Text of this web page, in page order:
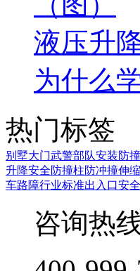
液压升
为什么
热门标签
别墅大门武警部队安装防
升降安全防撞柱防冲撞伸
车路障行业标准出入口安全
咨询热